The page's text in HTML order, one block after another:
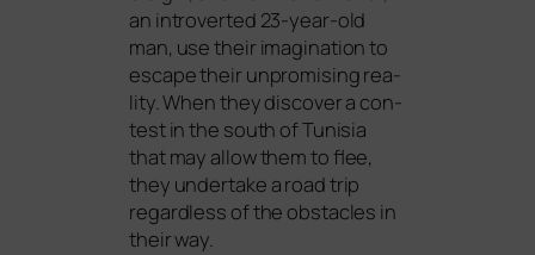
an intro­ver­ted 23-year-old
man, use their ima­gi­na­ti­on to
escape their unpro­mi­sing rea­
li­ty. When they dis­co­ver a con­
test in the south of Tunisia
that may allow them to flee,
they under­ta­ke a road trip
regard­less of the obs­ta­cles in
their way.